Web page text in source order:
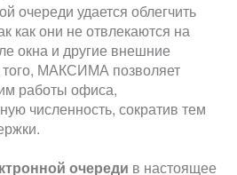
очереди удается облегчить
как они не отвлекаются на
окна и другие внешние
того, МАКСИМА позволяет
работы офиса,
численность, сократив тем
очереди в настоящее